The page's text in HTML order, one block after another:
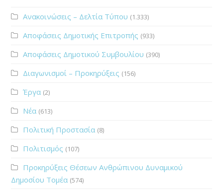
Ανακοινώσεις – Δελτία Τύπου (1.333)
Αποφάσεις Δημοτικής Επιτροπής (933)
Αποφάσεις Δημοτικού Συμβουλίου (390)
Διαγωνισμοί – Προκηρύξεις (156)
Έργα (2)
Νέα (613)
Πολιτική Προστασία (8)
Πολιτισμός (107)
Προκηρύξεις Θέσεων Ανθρώπινου Δυναμικού
Δημοσίου Τομέα (574)